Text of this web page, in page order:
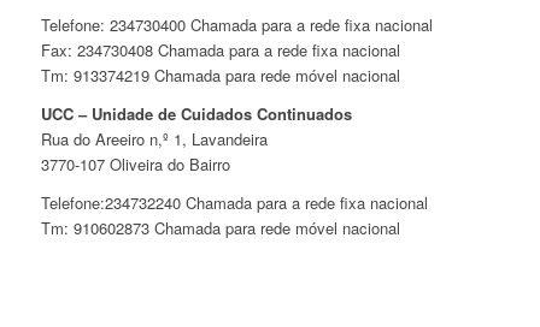
Telefone: 234730400 Chamada para a rede fixa nacional
Fax: 234730408 Chamada para a rede fixa nacional
Tm: 913374219 Chamada para rede móvel nacional
UCC – Unidade de Cuidados Continuados
Rua do Areeiro n,º 1, Lavandeira
3770-107 Oliveira do Bairro
Telefone:234732240 Chamada para a rede fixa nacional
Tm: 910602873 Chamada para rede móvel nacional